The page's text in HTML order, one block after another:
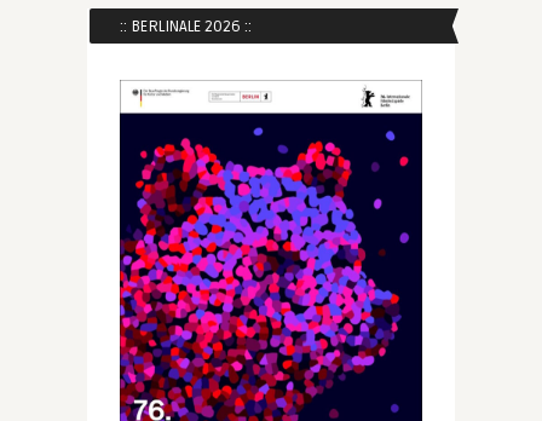
:: BERLINALE 2026 ::